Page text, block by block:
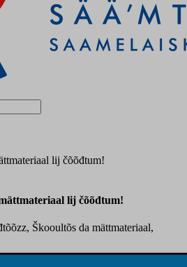
lij čõõđtum!
lij čõõđtum!
Škooultõs da mättmateriaal,